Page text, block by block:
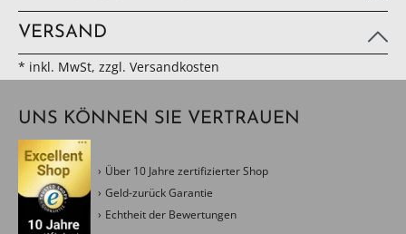
VERSAND
* inkl. MwSt, zzgl. Versandkosten
UNS KÖNNEN SIE VERTRAUEN
Über 10 Jahre zertifizierter Shop
Geld-zurück Garantie
Echtheit der Bewertungen